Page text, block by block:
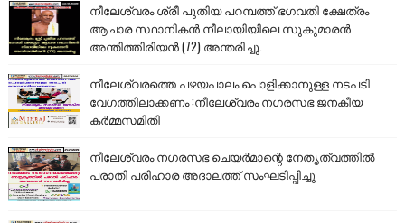
നീലേശ്വരം ശ്രീ പുതിയ പറമ്പത്ത് ഭഗവതി ക്ഷേത്രം
ആചാര സ്ഥാനികൻ നീലായിയിലെ സുകുമാരൻ
അന്തിത്തിരിയൻ (72) അന്തരിച്ചു.
നീലേശ്വരത്തെ പഴയപാലം പൊളിക്കാനുള്ള നടപടി
വേഗത്തിലാക്കണം :നീലേശ്വരം നഗരസഭ ജനകീയ
കർമ്മസമിതി
നീലേശ്വരം നഗരസഭ ചെയർമാന്റെ നേതൃത്വത്തിൽ
പരാതി പരിഹാര അദാലത്ത് സംഘടിപ്പിച്ചു